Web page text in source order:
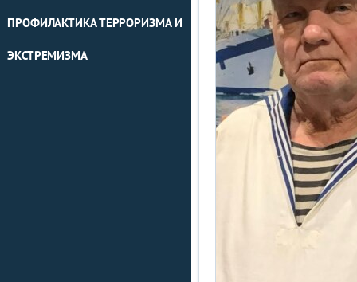
ПРОФИЛАКТИКА ТЕРРОРИЗМА И
ЭКСТРЕМИЗМА